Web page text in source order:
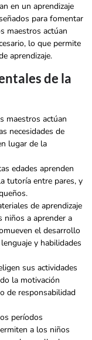
en un aprendizaje
para fomentar
maestros actúan
lo que permite
aprendizaje.
de la
maestros actúan
necesidades de
lugar de la
edades aprenden
tutoría entre pares, y
de aprendizaje
niños a aprender a
el desarrollo
y habilidades
sus actividades
la motivación
de responsabilidad
períodos
a los niños